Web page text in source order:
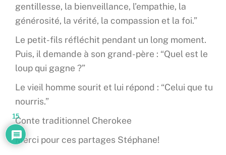
gentillesse, la bienveillance, l’empathie, la
générosité, la vérité, la compassion et la foi.”
Le petit-fils réfléchit pendant un long moment.
Puis, il demande à son grand-père : “Quel est le
loup qui gagne ?”
Le vieil homme sourit et lui répond : “Celui que tu
nourris.”
Conte traditionnel Cherokee
Merci pour ces partages Stéphane!
15